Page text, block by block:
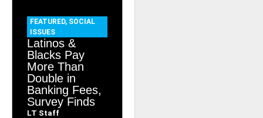
FEATURED, SOCIAL
ISSUES
Latinos &
Blacks Pay
More Than
Double in
Banking Fees,
Survey Finds
LT Staff